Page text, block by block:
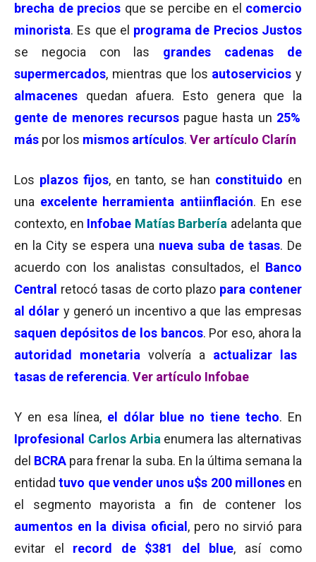
brecha de precios que se percibe en el comercio
minorista. Es que el programa de Precios Justos
se negocia con las grandes cadenas de
supermercados, mientras que los autoservicios y
almacenes quedan afuera. Esto genera que la
gente de menores recursospague hasta un 25%
más por los mismos artículos. Ver artículo Clarín
Los plazos fijos, en tanto, se han constituido en
una excelente herramienta antiinflación. En ese
contexto, en Infobae Matías Barbería adelanta que
en la City se espera una nueva suba de tasas. De
acuerdo con los analistas consultados, el Banco
Central retocó tasas de corto plazo para contener
al dólar y generó un incentivo a que las empresas
saquen depósitos de los bancos. Por eso, ahora la
autoridad monetaria volvería a actualizar las
tasas de referencia. Ver artículo Infobae
Y en esa línea, el dólar blue no tiene techo. En
Iprofesional Carlos Arbia enumera las alternativas
del BCRA para frenar la suba. En la última semana la
entidad tuvo que vender unos u$s 200 millones en
el segmento mayorista a fin de contener los
aumentos en la divisa oficial , pero no sirvió para
evitar el
record de $381 del blue, así como